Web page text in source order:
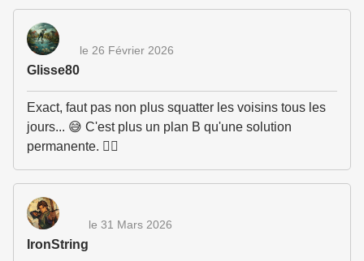
Glisse80
le 26 Février 2026
Exact, faut pas non plus squatter les voisins tous les
jours... 😅 C'est plus un plan B qu'une solution
permanente. 🤷‍♂️
IronString
le 31 Mars 2026